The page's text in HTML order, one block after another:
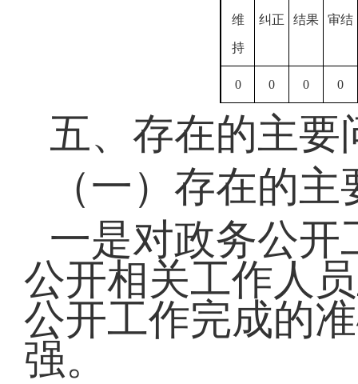
维
持
纠正 结果 审结
0 0 0 0
五、存在的主要
（一）存在的
一是对政务公开
公开相关工作人
公开工作完成的
强。